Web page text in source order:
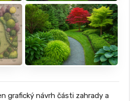
grafický návrh části zahrady a